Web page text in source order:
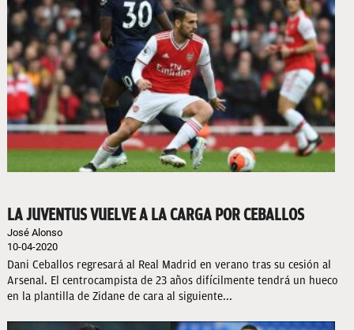
LA JUVENTUS VUELVE A LA CARGA POR CEBALLOS
José Alonso
10-04-2020
Dani Ceballos regresará al Real Madrid en verano tras su cesión al
Arsenal. El centrocampista de 23 años difícilmente tendrá un hueco
en la plantilla de Zidane de cara al siguiente...